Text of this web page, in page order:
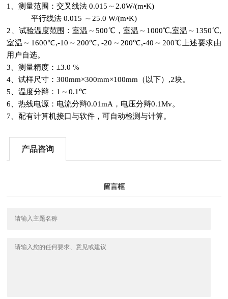
1、测量范围：交叉线法 0.015 ～ 2.0W/(m•K)
平行线法 0.015 ～ 25.0 W/(m•K)
2、试验温度范围：室温 ～500℃，室温 ～ 1000℃,室温 ～ 1350℃,
室温 ～ 1600℃,-10 ～ 200℃, -20 ～ 200℃,-40 ～ 200℃上述要求由
用户自选。
3、测量精度：±3.0 %
4、试样尺寸：300mm×300mm×100mm（以下）,2块。
5、温度分辩：1 ～0.1℃
6、热线电源：电流分辩0.01mA，电压分辩0.1Mv。
7、配有计算机接口与软件，可自动检测与计算。
产品咨询
留言框